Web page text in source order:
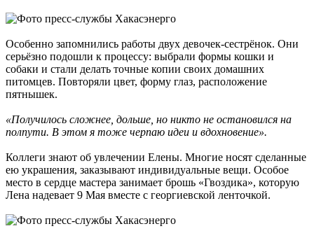
Особенно запомнились работы двух девочек-сестрёнок. Они
серьёзно подошли к процессу: выбрали формы кошки и
собаки и стали делать точные копии своих домашних
питомцев. Повторяли цвет, форму глаз, расположение
пятнышек.
«Получилось сложнее, дольше, но никто не остановился на
полпути. В этом я тоже черпаю идеи и вдохновение».
Коллеги знают об увлечении Елены. Многие носят сделанные
ею украшения, заказывают индивидуальные вещи. Особое
место в сердце мастера занимает брошь «Гвоздика», которую
Лена надевает 9 Мая вместе с георгиевской ленточкой.